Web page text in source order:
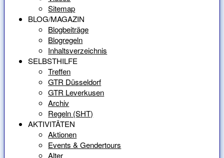
Sitemap
BLOG/MAGAZIN
Blogbeiträge
Blogregeln
Inhaltsverzeichnis
SELBSTHILFE
Treffen
GTR Düsseldorf
GTR Leverkusen
Archiv
Regeln (SHT)
AKTIVITÄTEN
Aktionen
Events & Gendertours
Alter